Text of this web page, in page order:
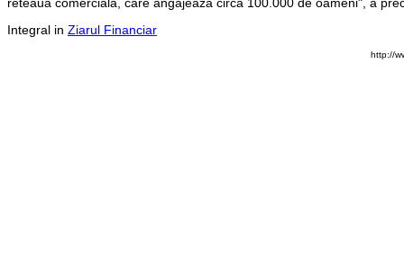
Integral in Ziarul Financiar
http://